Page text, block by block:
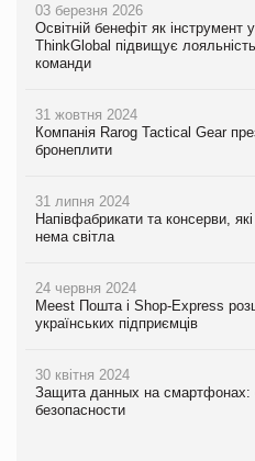
03 березня 2026
Освітній бенефіт як інструмент
ThinkGlobal підвищує
команди
31 жовтня 2024
Компанія Rarog Tactical Gear
бронеплити
31 липня 2024
Напівфабрикати та консерви,
нема світла
24 червня 2024
Meest Пошта і Shop-Express
українських підприємців
30 квітня 2024
Защита данных на
безопасности